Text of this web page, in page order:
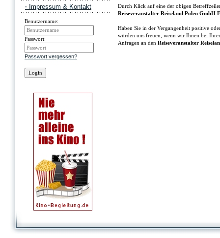
· Impressum & Kontakt
Benutzername:
Passwort:
Passwort vergessen?
Durch Klick auf eine der obigen
Reiseveranstalter Reiseland Polen GmbH
Haben Sie in der Vergangenheit positive
würden uns freuen, wenn wir Ihnen bei
Anfragen an den Reiseveranstalter